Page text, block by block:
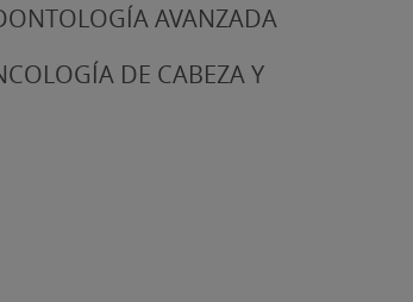
AVANZADA
DE CABEZA Y